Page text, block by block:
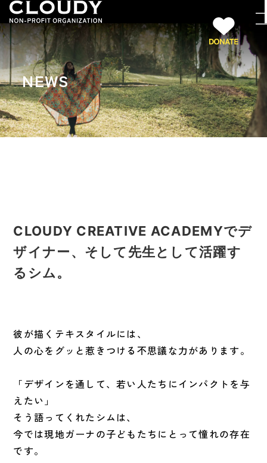
NEWS
CLOUDY CREATIVE ACADEMYでデ
ザイナー、そして先生として活躍す
るシム。
彼が描くテキスタイルには、
人の心をグッと惹きつける不思議な力があります。
「デザインを通して、若い人たちにインパクトを与
えたい」
そう語ってくれたシムは、
今では現地ガーナの子どもたちにとって憧れの存在
です。